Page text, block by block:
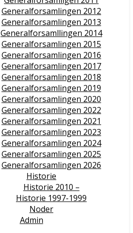
Generalforsamlingen 2012
Generalforsamlingen 2013
Generalforsamllingen 2014
Generalforsamlingen 2015
Generalforsamlingen 2016
Generalforsamlingen 2017
Generalforsamlingen 2018
Generalforsamlingen 2019
Generalforsamlingen 2020
Generalforsamlingen 2022
Generalforsamlingen 2021
Generalforsamlingen 2023
Generalforsamlingen 2024
Generalforsamlingen 2025
Generalforsamlingen 2026
Historie
Historie 2010 –
Historie 1997-1999
Noder
Admin